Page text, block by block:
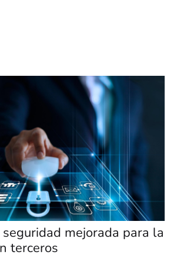
mejorada para la
terceros